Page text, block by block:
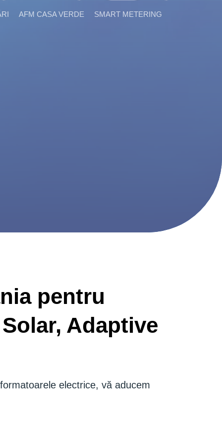
AFM CASA VERDE SMART METERING
pentru
Adaptive
electrice, vă aducem